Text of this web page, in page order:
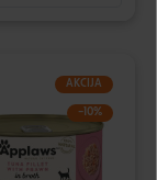
AKCIJA
−10%